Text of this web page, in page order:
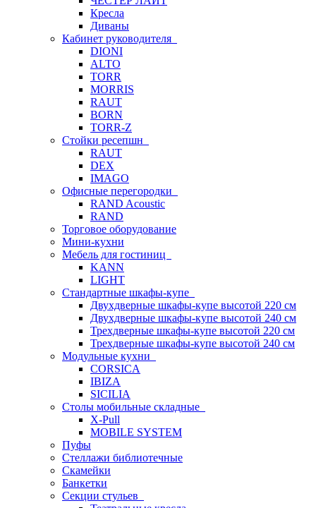
Кресла
Диваны
Кабинет руководителя
DIONI
ALTO
TORR
MORRIS
RAUT
BORN
TORR-Z
Стойки ресепшн
RAUT
DEX
IMAGO
Офисные перегородки
RAND Acoustic
RAND
Торговое оборудование
Мини-кухни
Мебель для гостиниц
KANN
LIGHT
Стандартные шкафы-купе
Двухдверные шкафы-купе высотой 220 см
Двухдверные шкафы-купе высотой 240 см
Трехдверные шкафы-купе высотой 220 см
Трехдверные шкафы-купе высотой 240 см
Модульные кухни
CORSICA
IBIZA
SICILIA
Столы мобильные складные
X-Pull
MOBILE SYSTEM
Пуфы
Стеллажи библиотечные
Скамейки
Банкетки
Секции стульев